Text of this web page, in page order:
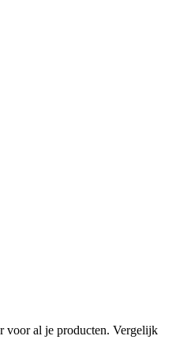
voor al je producten. Vergelijk